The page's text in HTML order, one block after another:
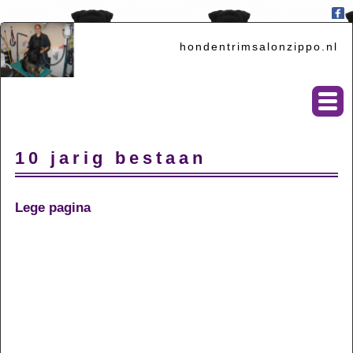
hondentrimsalonzippo.nl
10 jarig bestaan
Lege pagina